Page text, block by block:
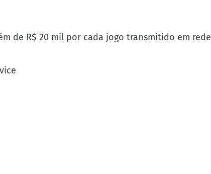
de R$ 20 mil por cada jogo transmitido em rede